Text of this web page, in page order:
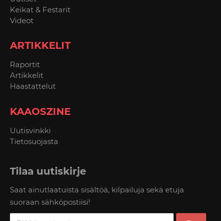
Keikat & Festarit
Videot
ARTIKKELIT
Raportit
Artikkelit
Haastattelut
KAAOSZINE
Uutisvinkki
Tietosuojasta
Tilaa uutiskirje
Saat ainutlaatuista sisältöä, kilpailuja sekä etuja
suoraan sähköpostiisi!